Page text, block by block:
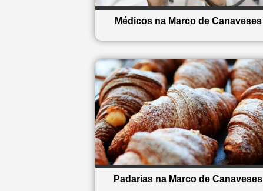
Médicos na Marco de Canaveses
Padarias na Marco de Canaveses